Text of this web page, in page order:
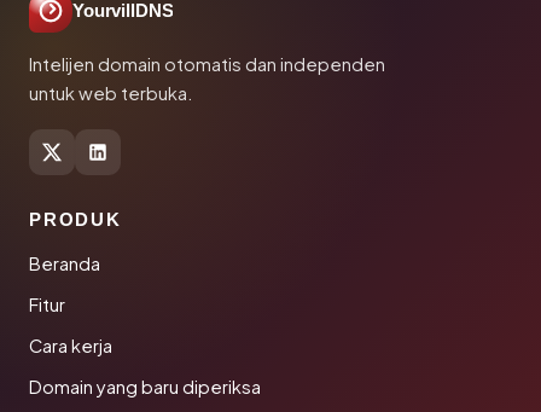
YourvillDNS
Intelijen domain otomatis dan independen
untuk web terbuka.
PRODUK
Beranda
Fitur
Cara kerja
Domain yang baru diperiksa